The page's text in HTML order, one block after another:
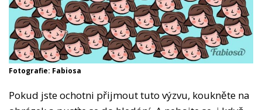
Fotografie: Fabiosa
Pokud jste ochotni přijmout tuto výzvu, koukněte na